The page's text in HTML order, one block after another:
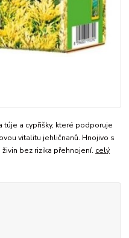
a cypřišky, které podporuje
vitalitu jehličnanů. Hnojivo s
bez rizika přehnojení. celý